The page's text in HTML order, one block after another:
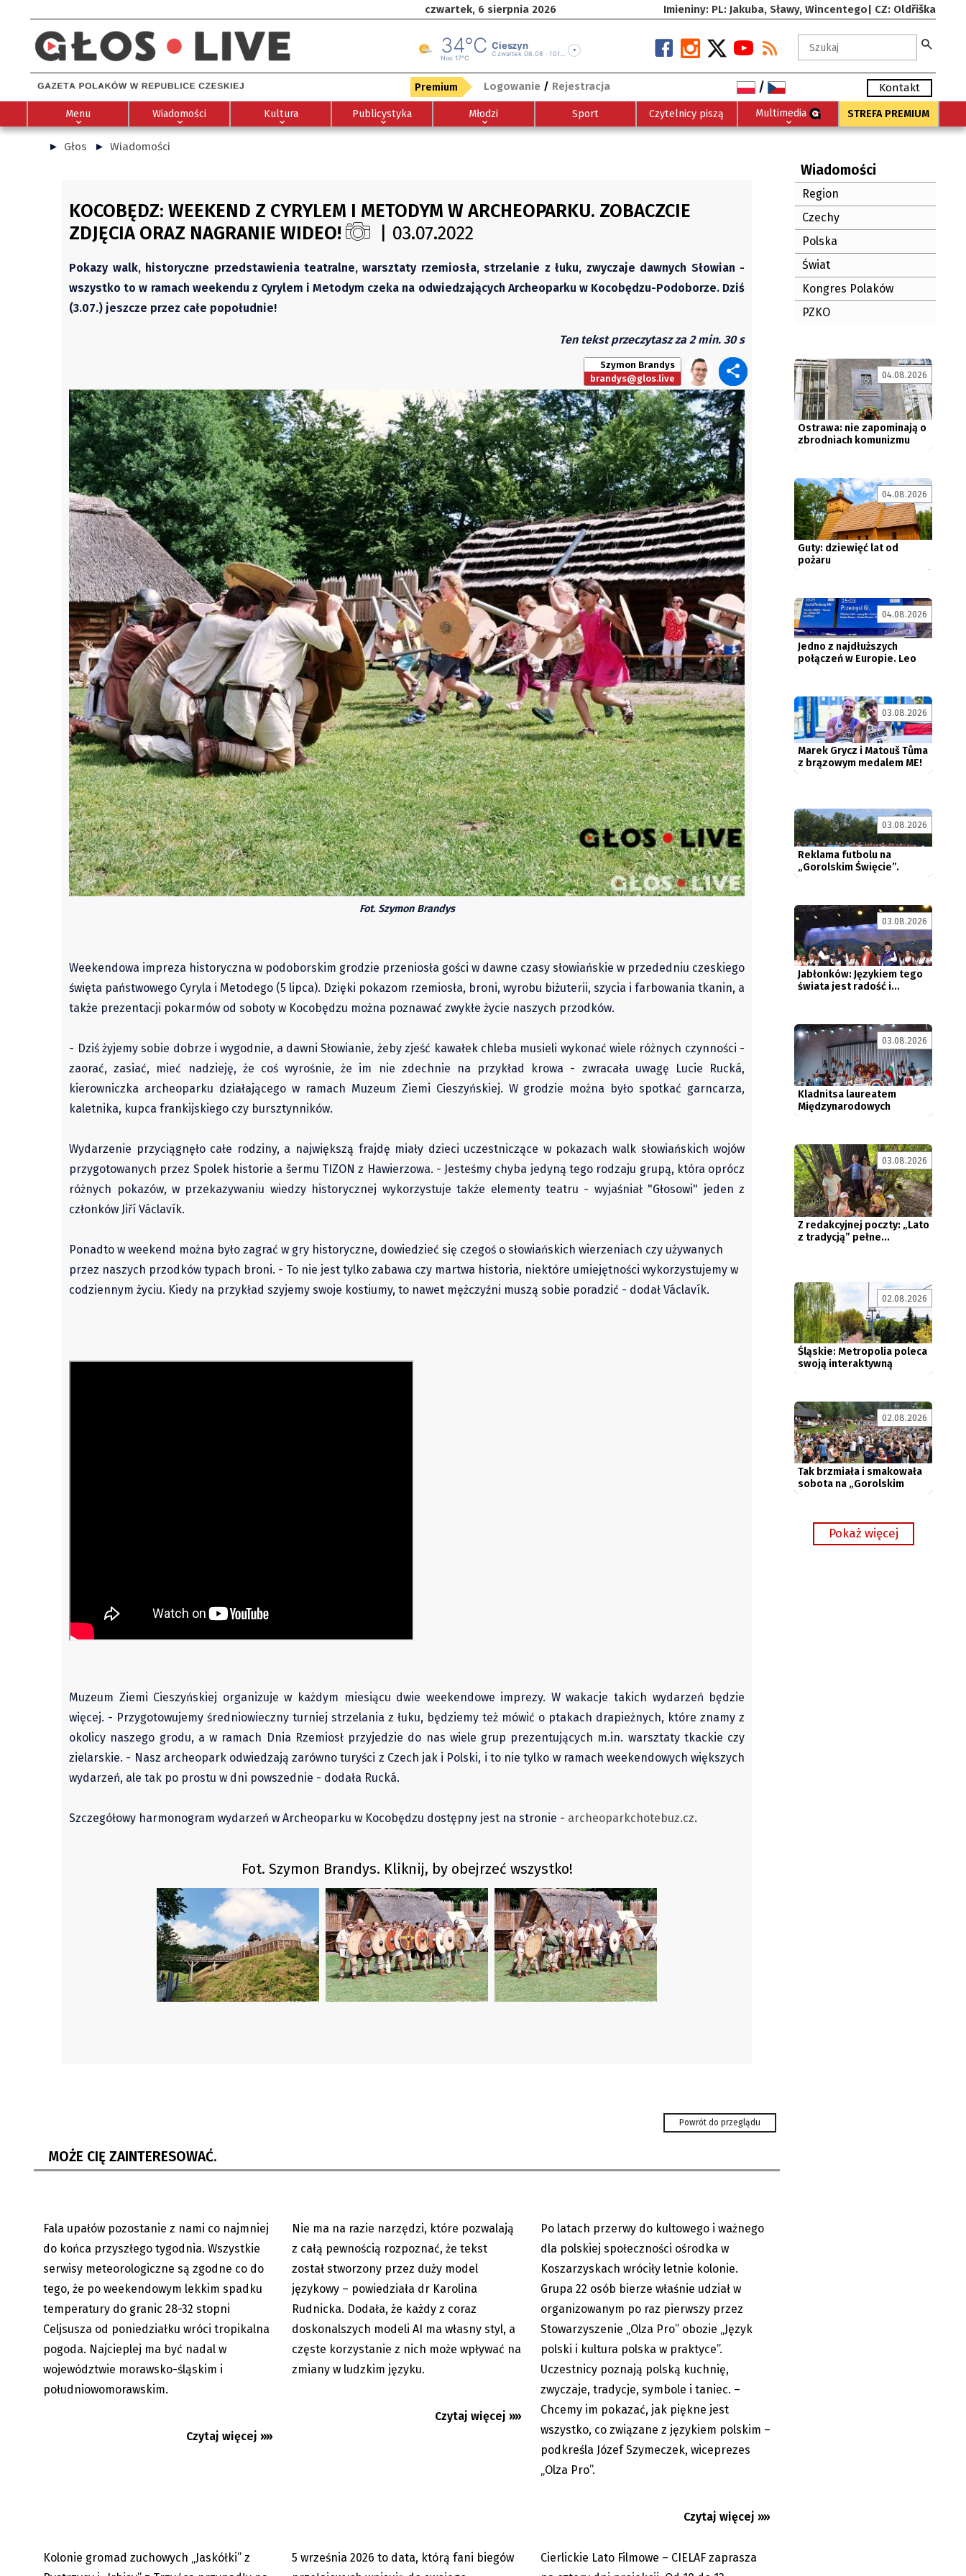
czwartek, 6 sierpnia 2026 Imieniny: PL: Jakuba, Sławy, Wincentego| CZ: Oldřiška
Premium Logowanie / Rejestracja / Kontakt
Menu Wiadomości Kultura Publicystyka Młodzi Sport Czytelnicy piszą Multimedia STREFA PREMIUM
Głos Wiadomości
KOCOBĘDZ: WEEKEND Z CYRYLEM I METODYM W ARCHEOPARKU. ZOBACZCIE
ZDJĘCIA ORAZ NAGRANIE WIDEO!
| 03.07.2022
Pokazy walk, historyczne przedstawienia teatralne, warsztaty rzemiosła, strzelanie z łuku, zwyczaje dawnych Słowian -
wszystko to w ramach weekendu z Cyrylem i Metodym czeka na odwiedzających Archeoparku w Kocobędzu-Podoborze. Dziś
(3.07.) jeszcze przez całe popołudnie!
Ten tekst przeczytasz za 2 min. 30 s
Szymon Brandys
brandys@glos.live
Fot. Szymon Brandys
Weekendowa impreza historyczna w podoborskim grodzie przeniosła gości w dawne czasy słowiańskie w przededniu czeskiego
święta państwowego Cyryla i Metodego (5 lipca). Dzięki pokazom rzemiosła, broni, wyrobu biżuterii, szycia i farbowania tkanin, a
także prezentacji pokarmów od soboty w Kocobędzu można poznawać zwykłe życie naszych przodków.
- Dziś żyjemy sobie dobrze i wygodnie, a dawni Słowianie, żeby zjeść kawałek chleba musieli wykonać wiele różnych czynności -
zaorać, zasiać, mieć nadzieję, że coś wyrośnie, że im nie zdechnie na przykład krowa - zwracała uwagę Lucie Rucká,
kierowniczka archeoparku działającego w ramach Muzeum Ziemi Cieszyńskiej. W grodzie można było spotkać garncarza,
kaletnika, kupca frankijskiego czy bursztynników.
Wydarzenie przyciągnęło całe rodziny, a największą frajdę miały dzieci uczestniczące w pokazach walk słowiańskich wojów
przygotowanych przez Spolek historie a šermu TIZON z Hawierzowa. - Jesteśmy chyba jedyną tego rodzaju grupą, która oprócz
różnych pokazów, w przekazywaniu wiedzy historycznej wykorzystuje także elementy teatru - wyjaśniał "Głosowi" jeden z
członków Jiří Václavík.
Ponadto w weekend można było zagrać w gry historyczne, dowiedzieć się czegoś o słowiańskich wierzeniach czy używanych
przez naszych przodków typach broni. - To nie jest tylko zabawa czy martwa historia, niektóre umiejętności wykorzystujemy w
codziennym życiu. Kiedy na przykład szyjemy swoje kostiumy, to nawet mężczyźni muszą sobie poradzić - dodałVáclavík.
Muzeum Ziemi Cieszyńskiej organizuje w każdym miesiącu dwie weekendowe imprezy. W wakacje takich wydarzeń będzie
więcej. - Przygotowujemy średniowieczny turniej strzelania z łuku, będziemy też mówić o ptakach drapieżnych, które znamy z
okolicy naszego grodu, a w ramach Dnia Rzemiosł przyjedzie do nas wiele grup prezentujących m.in. warsztaty tkackie czy
zielarskie. - Nasz archeopark odwiedzają zarówno turyści z Czech jak i Polski, i to nie tylko w ramach weekendowych większych
wydarzeń, ale tak po prostu w dni powszednie - dodała Rucká.
Szczegółowy harmonogram wydarzeń w Archeoparku w Kocobędzu dostępny jest na stronie - archeoparkchotebuz.cz.
Fot. Szymon Brandys. Kliknij, by obejrzeć wszystko!
Powrót do przeglądu
MOŻE CIĘ ZAINTERESOWAĆ.
06.08.2026
Fala upałów pozostanie z nami co najmniej
do końca przyszłego tygodnia. Wszystkie
serwisy meteorologiczne są zgodne co do
tego, że po weekendowym lekkim spadku
temperatury do granic 28-32 stopni
Celjsusza od poniedziałku wróci tropikalna
pogoda. Najcieplej ma być nadal w
województwie morawsko-śląskim i
południowomorawskim.
Czytaj więcej »»
06.08.2026
Nie ma na razie narzędzi, które pozwalają
z całą pewnością rozpoznać, że tekst
został stworzony przez duży model
językowy – powiedziała dr Karolina
Rudnicka. Dodała, że każdy z coraz
doskonalszych modeli AI ma własny styl, a
częste korzystanie z nich może wpływać na
zmiany w ludzkim języku.
Czytaj więcej »»
05.08.2026
Po latach przerwy do kultowego i ważnego
dla polskiej społeczności ośrodka w
Koszarzyskach wróciły letnie kolonie.
Grupa 22 osób bierze właśnie udział w
organizowanym po raz pierwszy przez
Stowarzyszenie „Olza Pro” obozie „Język
polski i kultura polska w praktyce”.
Uczestnicy poznają polską kuchnię,
zwyczaje, tradycje, symbole i taniec. –
Chcemy im pokazać, jak piękne jest
wszystko, co związane z językiem polskim –
podkreśla Józef Szymeczek, wiceprezes
„Olza Pro”.
Czytaj więcej »»
05.08.2026
Gorąco jak… w Egipcie
Kolonie gromad zuchowych „Jaskółki” z
05.08.2026
psa. Wygraj darmowe numery...
5 września 2026 to data, którą fani biegów
05.08.2026
Cierlickie Lato Filmowe 2026.
Cztery dni dobrego kina z Polski,...
Cierlickie Lato Filmowe – CIELAF zaprasza
Wiadomości
Region
Czechy
Polska
Świat
Kongres Polaków
PZKO
04.08.2026
Ostrawa: nie zapominają o
zbrodniach komunizmu
04.08.2026
Guty: dziewięć lat od
04.08.2026
Jedno z najdłuższych
połączeń w Europie. Leo
Express...
03.08.2026
Marek Grycz i Matouš Tůma
z brązowym medalem ME!
03.08.2026
Reklama futbolu na
„Gorolskim Święcie”.
Gorole...
03.08.2026
Jabłonków: Językiem tego
świata jest radość i...
03.08.2026
Kladnitsa laureatem
Międzynarodowych
Spotkań
Folklorystycznych...
03.08.2026
Z redakcyjnej poczty: „Lato
z tradycją” pełne...
02.08.2026
Śląskie: Metropolia poleca
swoją interaktywną
02.08.2026
Tak brzmiała i smakowała
sobota na „Gorolskim
Święcie”...